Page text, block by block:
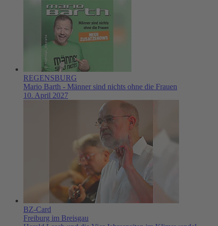
REGENSBURG
Mario Barth - Männer sind nichts ohne die Frauen
10. April 2027
BZ-Card
Freiburg im Breisgau